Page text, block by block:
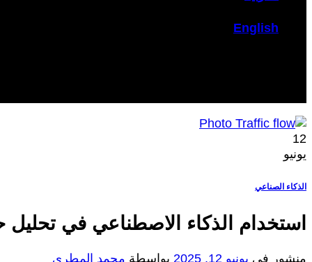
English
12
يونيو
الذكاء الصناعي
استخدام الذكاء الاصطناعي في تحليل
منشور في يونيو 12, 2025 بواسطة محمد المطري